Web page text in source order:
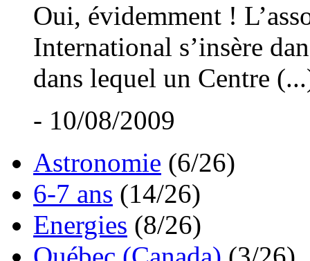
Oui, évidemment !
International s’insère
dans lequel un Centre
- 10/08/2009
Astronomie (6/26)
6-7 ans (14/26)
Energies (8/26)